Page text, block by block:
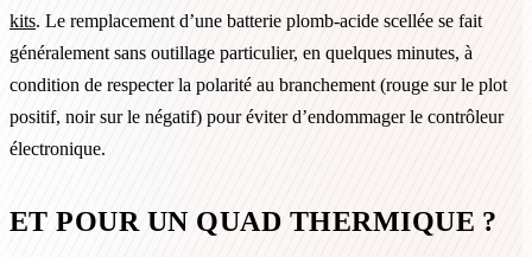
kits. Le remplacement d’une batterie plomb-acide scellée se fait
généralement sans outillage particulier, en quelques minutes, à
condition de respecter la polarité au branchement (rouge sur le plot
positif, noir sur le négatif) pour éviter d’endommager le contrôleur
électronique.
ET POUR UN QUAD THERMIQUE ?